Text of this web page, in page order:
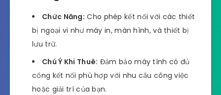
Chức Năng: Cho phép kết nối với các thiết
bị ngoại vi như máy in, màn hình, và thiết bị
lưu trữ.
Chú Ý Khi Thuê: Đảm bảo máy tính có đủ
cổng kết nối phù hợp với nhu cầu công việc
hoặc giải trí của bạn.